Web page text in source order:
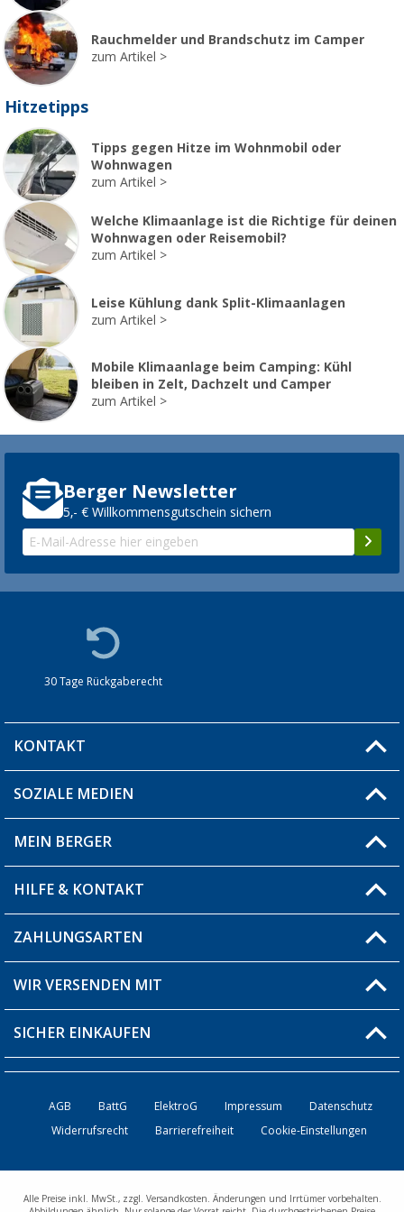
Rauchmelder und Brandschutz im Camper
zum Artikel
Hitzetipps
Tipps gegen Hitze im Wohnmobil oder
Wohnwagen
zum Artikel
Welche Klimaanlage ist die Richtige für deinen
Wohnwagen oder Reisemobil?
zum Artikel
Leise Kühlung dank Split-Klimaanlagen
zum Artikel
Mobile Klimaanlage beim Camping: Kühl
bleiben in Zelt, Dachzelt und Camper
zum Artikel
Berger Newsletter
5,- € Willkommensgutschein sichern
30 Tage Rückgaberecht
KONTAKT
Du hast eine Frage?
Filiale finden
SOZIALE MEDIEN
MEIN BERGER
Blog
Produkttester
Über uns
HILFE & KONTAKT
Fragen & Antworten / FAQ
Versandinformationen
Bestellstatus
Kontakt
ZAHLUNGSARTEN
WIR VERSENDEN MIT
SICHER EINKAUFEN
AGB BattG ElektroG Impressum
Datenschutz
Widerrufsrecht
Barrierefreiheit Cookie-Einstellungen
Alle Preise inkl. MwSt., zzgl. Versandkosten. Änderungen und Irrtümer vorbehalten.